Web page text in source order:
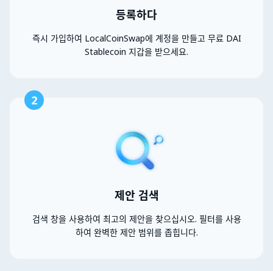
등록하다
즉시 가입하여 LocalCoinSwap에 계정을 만들고 무료 DAI
Stablecoin 지갑을 받으세요.
2
제안 검색
검색 창을 사용하여 최고의 제안을 찾으십시오. 필터를 사용
하여 완벽한 제안 범위를 좁힙니다.